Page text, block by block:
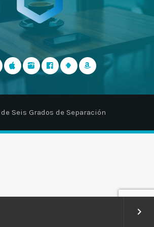
keyboard_arrow_right
Seis Grados de Separación